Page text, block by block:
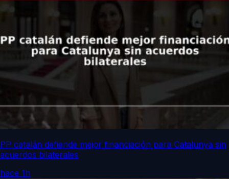
PP catalán defiende mejor financiación para Catalunya sin
acuerdos bilaterales
hace 1h